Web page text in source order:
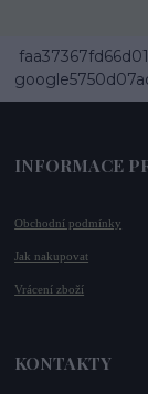
INFORMACE
Obchodní podmínky
Jak nakupovat
Vrácení zboží
KONTAKTY